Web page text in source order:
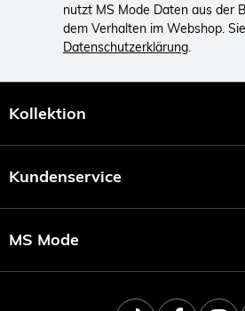
nutzt MS Mode Daten aus der
dem Verhalten im Webshop.
Datenschutzerklärung.
Kollektion
Kundenservice
MS Mode